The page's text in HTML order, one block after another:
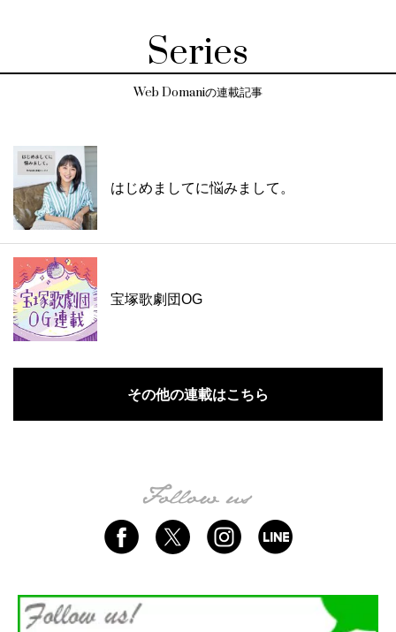
Series
Web Domaniの連載記事
はじめましてに悩みまして。
宝塚歌劇団OG
その他の連載はこちら